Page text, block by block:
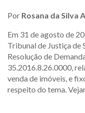
Por Rosana da Silva
Em 31 de agosto de
Tribunal de Justiça de
Resolução de
35.2016.8.26.0000,
venda de imóveis, e
respeito do tema.